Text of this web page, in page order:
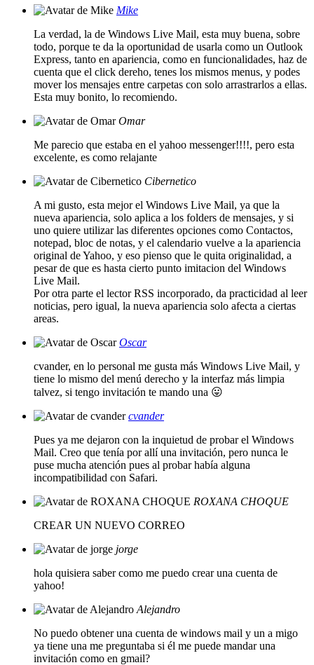
Mike
La verdad, la de Windows Live Mail, esta muy buena, sobre
todo, porque te da la oportunidad de usarla como un Outlook
Express, tanto en apariencia, como en funcionalidades, haz de
cuenta que el click dereho, tenes los mismos menus, y podes
mover los mensajes entre carpetas con solo arrastrarlos a ellas.
Esta muy bonito, lo recomiendo.
Omar
Me parecio que estaba en el yahoo messenger!!!!, pero esta
excelente, es como relajante
Cibernetico
A mi gusto, esta mejor el Windows Live Mail, ya que la
nueva apariencia, solo aplica a los folders de mensajes, y si
uno quiere utilizar las diferentes opciones como Contactos,
notepad, bloc de notas, y el calendario vuelve a la apariencia
original de Yahoo, y eso pienso que le quita originalidad, a
pesar de que es hasta cierto punto imitacion del Windows
Live Mail.
Por otra parte el lector RSS incorporado, da practicidad al leer
noticias, pero igual, la nueva apariencia solo afecta a ciertas
areas.
Oscar
cvander, en lo personal me gusta más Windows Live Mail, y
tiene lo mismo del menú derecho y la interfaz más limpia
talvez, si tengo invitación te mando una 😛
cvander
Pues ya me dejaron con la inquietud de probar el Windows
Mail. Creo que tenía por allí una invitación, pero nunca le
puse mucha atención pues al probar había alguna
incompatibilidad con Safari.
ROXANA CHOQUE
CREAR UN NUEVO CORREO
jorge
hola quisiera saber como me puedo crear una cuenta de
yahoo!
Alejandro
No puedo obtener una cuenta de windows mail y un a migo
ya tiene una me preguntaba si él me puede mandar una
invitación como en gmail?